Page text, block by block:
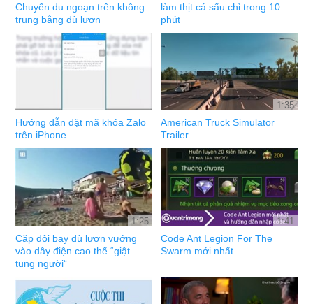
Chuyến du ngoạn trên không
trung bằng dù lượn
làm thịt cá sấu chỉ trong 10
phút
Hướng dẫn đặt mã khóa Zalo
trên iPhone
1:35
American Truck Simulator
Trailer
1:25
Cặp đôi bay dù lượn vướng
vào dây điện cao thế “giật
tung người“
1:41
Code Ant Legion For The
Swarm mới nhất